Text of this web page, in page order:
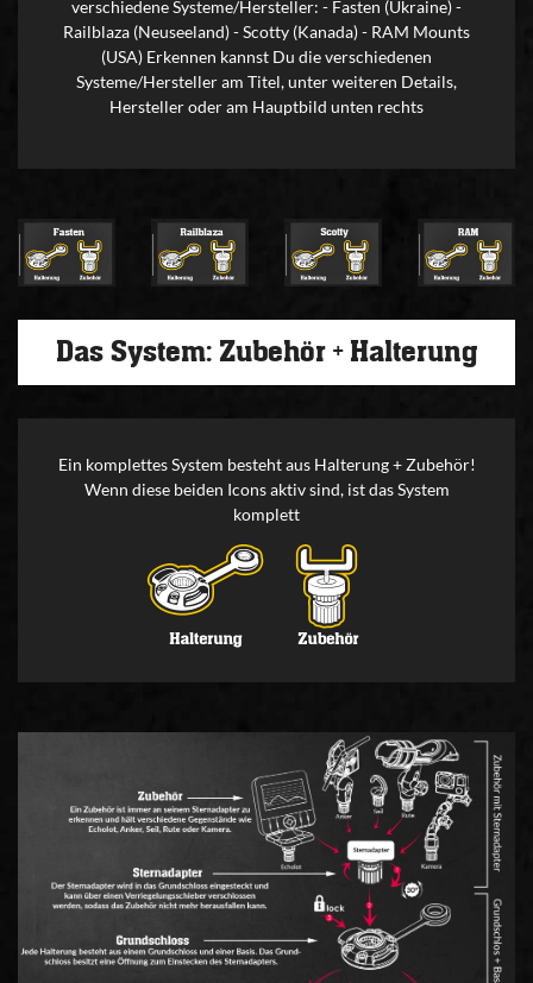
verschiedene Systeme/Hersteller: - Fasten (Ukraine) -
Railblaza (Neuseeland) - Scotty (Kanada) - RAM Mounts
(USA) Erkennen kannst Du die verschiedenen
Systeme/Hersteller am Titel, unter weiteren Details,
Hersteller oder am Hauptbild unten rechts
Das System: Zubehör + Halterung
Ein komplettes System besteht aus Halterung + Zubehör!
Wenn diese beiden Icons aktiv sind, ist das System
komplett